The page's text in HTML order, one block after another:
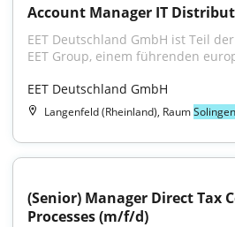
Account Manager IT
EET Deutschland GmbH ist Teil
EET Group, einem führenden
EET Deutschland GmbH
Langenfeld (Rheinland), RaumSolingen
(Senior) Manager Direct Tax
Processes (m/f/d)